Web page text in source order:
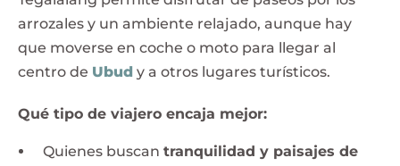
arrozales y un ambiente relajado, aunque hay
que moverse en coche o moto para llegar al
centro de Ubud y a otros lugares turísticos.
Qué tipo de viajero encaja mejor:
Quienes buscan tranquilidad y paisajes de